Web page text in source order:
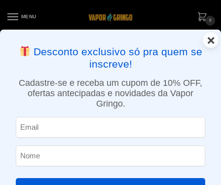
MENU
0
ENTREGA NO MESMO DIA EM SÃO PAULO (SEG A SEX): PEDIDOS
APROVADOS ATÉ 15:30 VIA MOTOBOY
×
Desconto exclusivo só pra quem se
inscreve!
Cadastre-se e receba um cupom de 10% OFF,
ofertas antecipadas e novidades da Vapor
Gringo.